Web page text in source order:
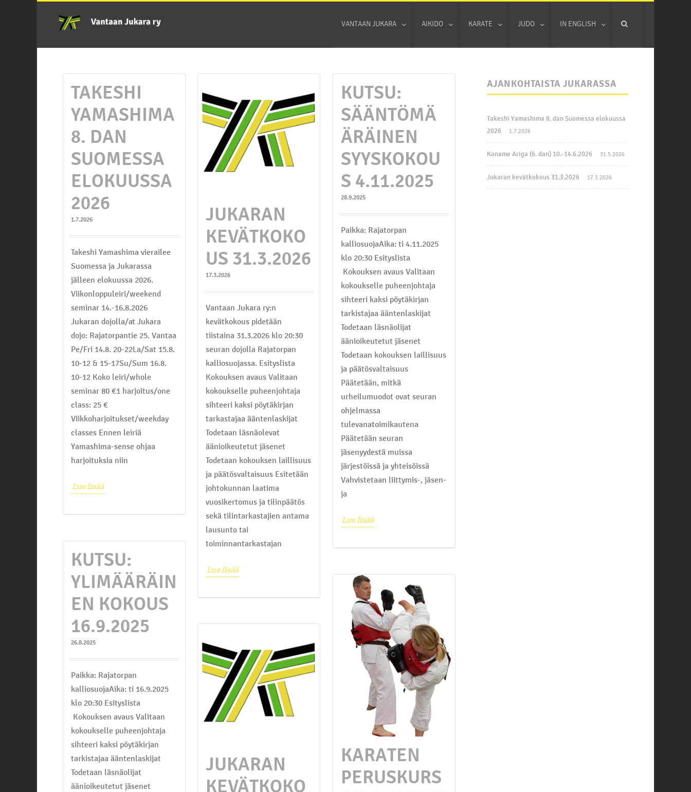
VANTAAN JUKARA AIKIDO KARATE JUDO IN ENGLISH
TAKESHI
YAMASHIMA
8. DAN
SUOMESSA
ELOKUUSSA
2026
1.7.2026
Takeshi Yamashima vierailee
Suomessa ja Jukarassa
jälleen elokuussa 2026.
Viikonloppuleiri/weekend
seminar 14.-16.8.2026
Jukaran dojolla/at Jukara
dojo: Rajatorpantie 25. Vantaa
Pe/Fri 14.8. 20-22La/Sat 15.8.
10-12 & 15-17Su/Sum 16.8.
10-12 Koko leiri/whole
seminar 80 €1 harjoitus/one
class: 25 €
Viikkoharjoitukset/weekday
classes Ennen leiriä
Yamashima-sense ohjaa
harjoituksia niin
Lue lisää
JUKARAN
KEVÄTKOKO
US 31.3.2026
17.3.2026
Vantaan Jukara ry:n
kevätkokous pidetään
tiistaina 31.3.2026 klo 20:30
seuran dojolla Rajatorpan
kalliosuojassa. Esityslista
Kokouksen avaus Valitaan
kokoukselle puheenjohtaja
sihteeri kaksi pöytäkirjan
tarkastajaa ääntenlaskijat
Todetaan läsnäolevat
äänioikeutetut jäsenet
Todetaan kokouksen laillisuus
ja päätösvaltaisuus Esitetään
johtokunnan laatima
vuosikertomus ja tilinpäätös
sekä tilintarkastajien antama
lausunto tai
toiminnantarkastajan
Lue lisää
KUTSU:
SÄÄNTÖMÄ
ÄRÄINEN
SYYSKOKOU
S 4.11.2025
28.9.2025
Paikka: Rajatorpan
kalliosuojaAika: ti 4.11.2025
klo 20:30 Esityslista
Kokouksen avaus Valitaan
kokoukselle puheenjohtaja
sihteeri kaksi pöytäkirjan
tarkistajaa ääntenlaskijat
Todetaan läsnäolijat
äänioikeutetut jäsenet
Todetaan kokouksen laillisuus
ja päätösvaltaisuus
Päätetään, mitkä
urheilumuodot ovat seuran
ohjelmassa
tulevanatoimikautena
Päätetään seuran
jäsenyydestä muissa
järjestöissä ja yhteisöissä
Vahvistetaan liittymis-, jäsen-
ja
Lue lisää
KUTSU:
YLIMÄÄRÄIN
EN KOKOUS
16.9.2025
26.8.2025
Paikka: Rajatorpan
kalliosuojaAika: ti 16.9.2025
klo 20:30 Esityslista
Kokouksen avaus Valitaan
kokoukselle puheenjohtaja
sihteeri kaksi pöytäkirjan
tarkistajaa ääntenlaskijat
Todetaan läsnäolijat
äänioikeutetut jäsenet
KARATEN
PERUSKURS
JUKARAN
KEVÄTKOKO
AJANKOHTAISTA JUKARASSA
Takeshi Yamashima 8. dan Suomessa elokuussa
2026
1.7.2026
Kaname Ariga (6. dan) 10.-14.6.2026 31.5.2026
Jukaran kevätkokous 31.3.2026 17.3.2026